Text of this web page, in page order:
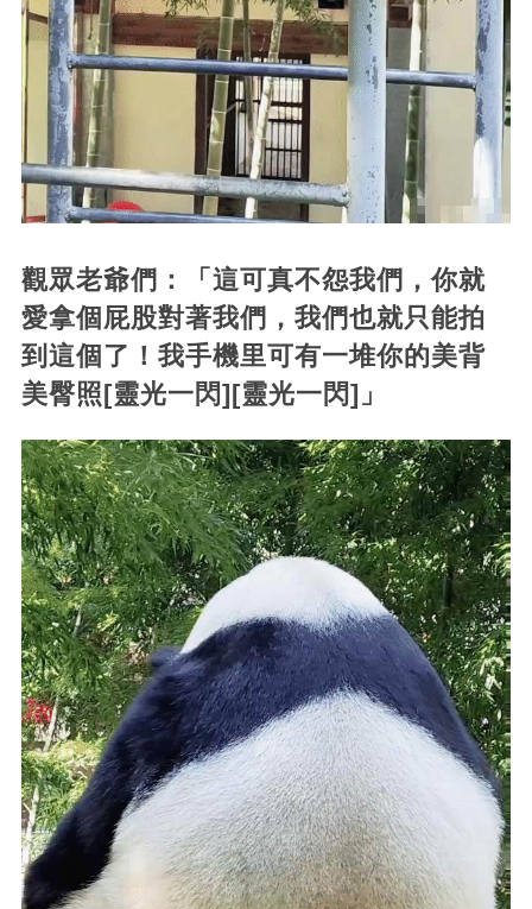
觀眾老爺們：「這可真不怨我們，你就
愛拿個屁股對著我們，我們也就只能拍
到這個了！我手機里可有一堆你的美背
美臀照[靈光一閃][靈光一閃]」